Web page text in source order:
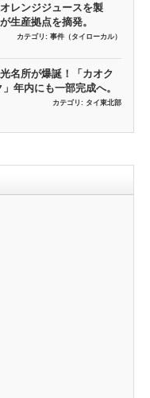
レンジジュースを製
生産拠点を摘発。
カテゴリ: 事件（タイローカル）
名所が爆誕！「カオク
年内にも一部完成へ。
カテゴリ: タイ東北部